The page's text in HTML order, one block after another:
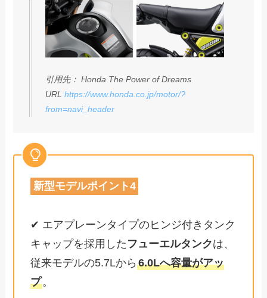
引用先： Honda The Power of Dreams
URLhttps://www.honda.co.jp/motor/?
from=navi_header
新型モデルポイント4
✔ エアプレーンタイプのヒンジ付きタンク
キャップを採用した フューエルタンクは、
従来モデルの5.7Lから6.0Lへ容量がアッ
プ。